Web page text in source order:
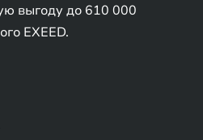
выгоду до 610 000
EXEED.